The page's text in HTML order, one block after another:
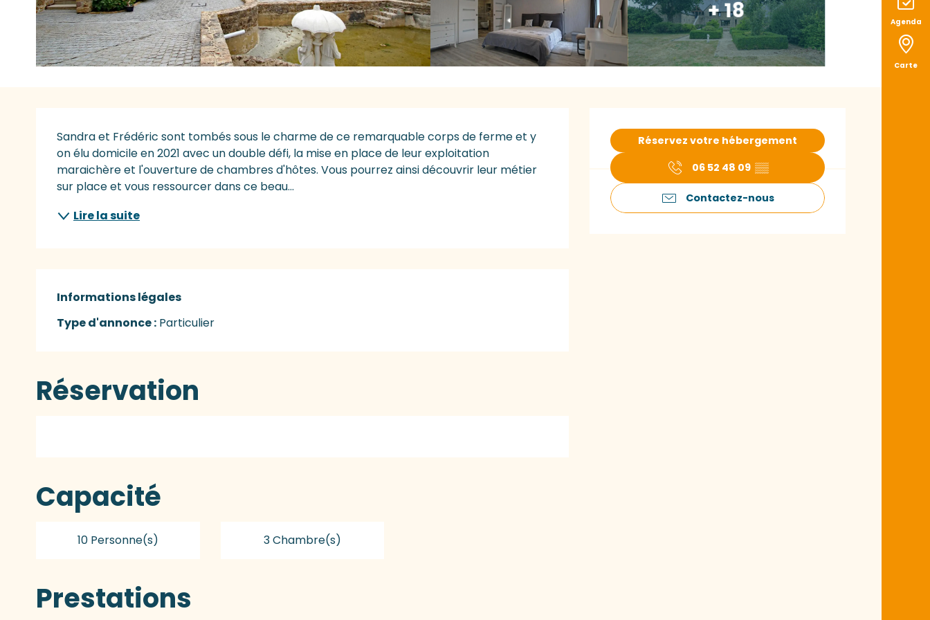
Agenda
Carte
+ 18
Ouverture et
Réservez votre hébergement
06 52 48 09 ▒▒
Contactez-nous
Description
Sandra et Frédéric sont tombés sous le charme de ce remarquable corps de ferme et y
on élu domicile en 2021 avec un double défi, la mise en place de leur exploitation
maraichère et l'ouverture de chambres d'hôtes. Vous pourrez ainsi découvrir leur métier
sur place et vous ressourcer dans ce beau...
Lire la suite
Informations légales
Informations légales
Type d'annonce : Particulier
Réservation
Capacité
10 Personne(s) 3 Chambre(s)
Prestations